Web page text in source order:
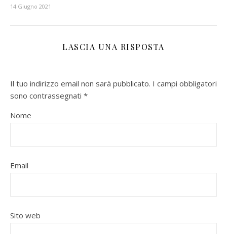
14 Giugno 2021
LASCIA UNA RISPOSTA
Il tuo indirizzo email non sarà pubblicato. I campi obbligatori
sono contrassegnati *
Nome
Email
Sito web